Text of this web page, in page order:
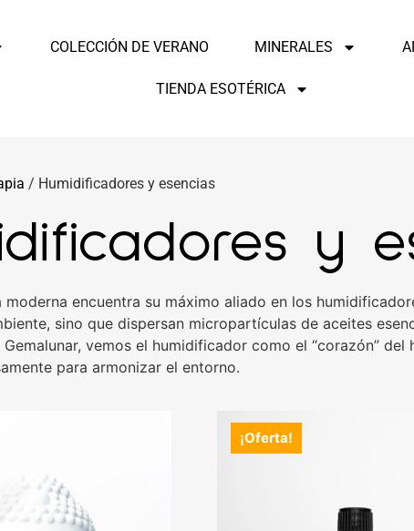
COLECCIÓN DE VERANO MINERALES
TIENDA ESOTÉRICA
/ Humidificadores y esencias
y
moderna encuentra su máximo aliado en los
sino que dispersan micropartículas de aceites
vemos el humidificador como el “corazón”
para armonizar el entorno.
¡Oferta!